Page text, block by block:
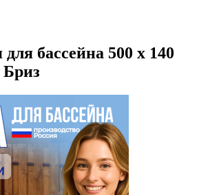
бассейна 500 х 140